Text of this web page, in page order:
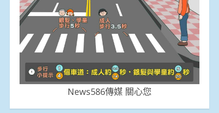
News586傳媒 關心您